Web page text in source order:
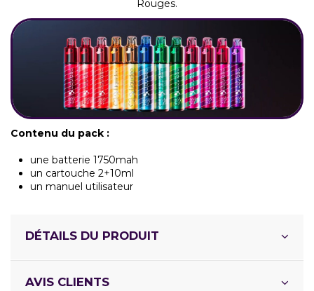
Rouges.
Contenu du pack :
une batterie 1750mah
un cartouche 2+10ml
un manuel utilisateur
DÉTAILS DU PRODUIT
AVIS CLIENTS